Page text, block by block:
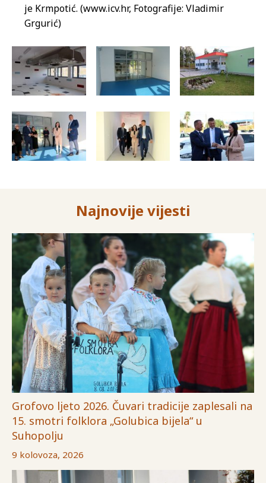
je Krmpotić. (www.icv.hr, Fotografije: Vladimir
Grgurić)
Najnovije vijesti
Grofovo ljeto 2026. Čuvari tradicije zaplesali na
15. smotri folklora „Golubica bijela“ u
Suhopolju
9 kolovoza, 2026